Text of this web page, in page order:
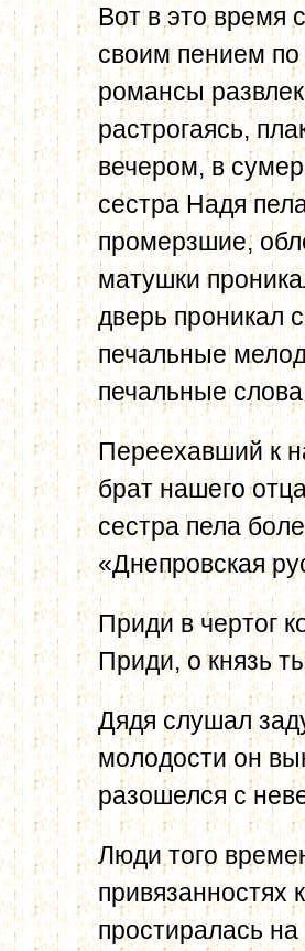
Вот в это время
своим пением
романсы
растрогаясь,
вечером, в
сестра Надя
промерзшие,
матушки
дверь проникал
печальные
печальные
Переехавший к
брат нашего
сестра пела
«Днепровская
Приди в чертог
Приди, о князь
Дядя слушал
молодости он
разошелся с
Люди того
привязанностях
простиралась